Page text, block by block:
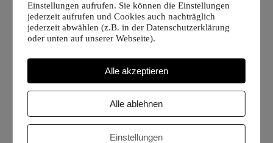
Make Up Artist buchen –
Meine Jobs und Tätigkeiten:
Einstellungen aufrufen. Sie können die Einstellungen
jederzeit aufrufen und Cookies auch nachträglich
jederzeit abwählen (z.B. in der Datenschutzerklärung
oder unten auf unserer Webseite).
Alle akzeptieren
Alle ablehnen
Einstellungen